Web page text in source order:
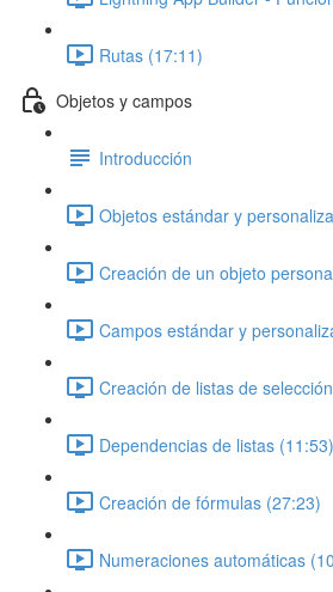
Rutas (17:11)
Objetos y campos
Introducción
Objetos estándar y
Creación de un objeto
Campos estándar y
Creación de listas de
Dependencias de listas (11:53)
Creación de fórmulas (27:23)
Numeraciones automáticas